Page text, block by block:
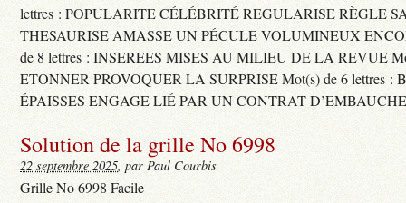
lettres : POPULARITE CÉLÉBRITÉ REGULARISE RÈGLE
THESAURISE AMASSE UN PÉCULE VOLUMINEUX
de 8 lettres : INSEREES MISES AU MILIEU DE LA REVUE
ETONNER PROVOQUER LA SURPRISE Mot(s) de 6 lettres :
ÉPAISSES ENGAGE LIÉ PAR UN CONTRAT
Solution de la grille No 6998
22 septembre 2025, par Paul Courbis
Grille No 6998 Facile